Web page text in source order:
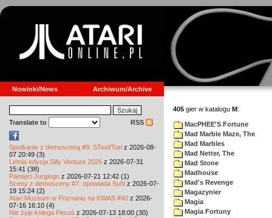
Nowinki/News Archiwum/Archive
Translate to RSS
Spotkanie z demosceną #9: STeel/Tori z 2026-08-
07 20:49 (3)
Letnia edycja Silly Venture 2026 z 2026-07-31
15:41 (38)
Pamięci Jurgiego z 2026-07-21 12:42 (1)
Sceny z demosceny #7: opowiada SuN z 2026-07-
19 15:24 (2)
Atari Muzeum w Poznaniu na KWAS #40 z 2026-
07-16 16:10 (4)
Nie żyje kolega Pecuś z 2026-07-13 18:00 (30)
405 gier w katalogu M:
MacPHEE'S Fortune
Mad Marble Maze, The
Mad Marbles
Mad Netter, The
Mad Stone
Madhouse
Mad's Revenge
Magazynier
Magia
Magia Fortuny